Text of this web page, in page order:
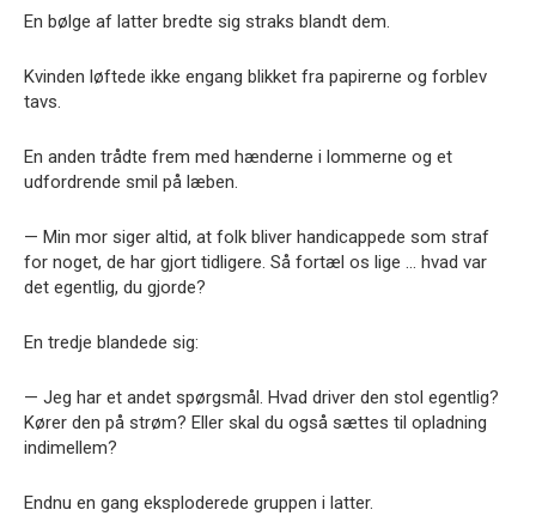
En bølge af latter bredte sig straks blandt dem.
Kvinden løftede ikke engang blikket fra papirerne og forblev
tavs.
En anden trådte frem med hænderne i lommerne og et
udfordrende smil på læben.
— Min mor siger altid, at folk bliver handicappede som straf
for noget, de har gjort tidligere. Så fortæl os lige … hvad var
det egentlig, du gjorde?
En tredje blandede sig:
— Jeg har et andet spørgsmål. Hvad driver den stol egentlig?
Kører den på strøm? Eller skal du også sættes til opladning
indimellem?
Endnu en gang eksploderede gruppen i latter.